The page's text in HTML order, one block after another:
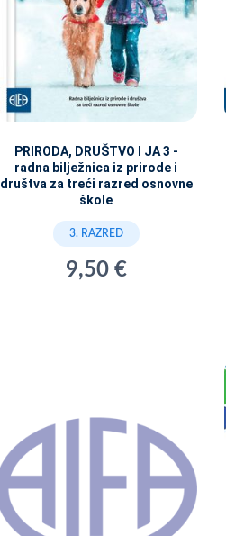
PRIRODA, DRUŠTVO I JA 3 -
radna bilježnica iz prirode i
društva za treći razred osnovne
škole
3. RAZRED
9,50 €